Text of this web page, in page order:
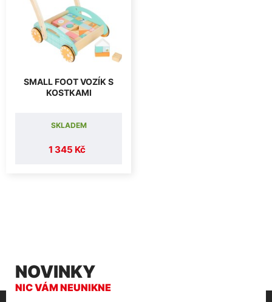
SMALL FOOT VOZÍK S
KOSTKAMI
1 345 Kč
SKLADEM
NOVINKY
NIC VÁM NEUNIKNE